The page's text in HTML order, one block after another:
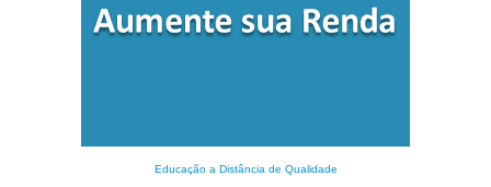
Educação a Distância de Qualidade